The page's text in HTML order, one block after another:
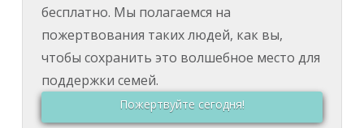
бесплатно. Мы полагаемся на
пожертвования таких людей, как вы,
чтобы сохранить это волшебное место для
поддержки семей.
Пожертвуйте сегодня!